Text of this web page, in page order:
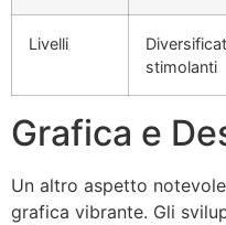
Livelli
stimolanti
Grafica e
Un altro aspetto
grafica vibrante. Gli